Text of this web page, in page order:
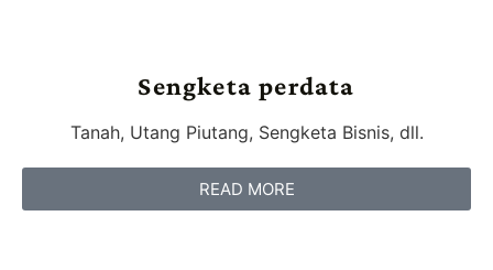
Sengketa perdata
Tanah, Utang Piutang, Sengketa Bisnis, dll.
READ MORE